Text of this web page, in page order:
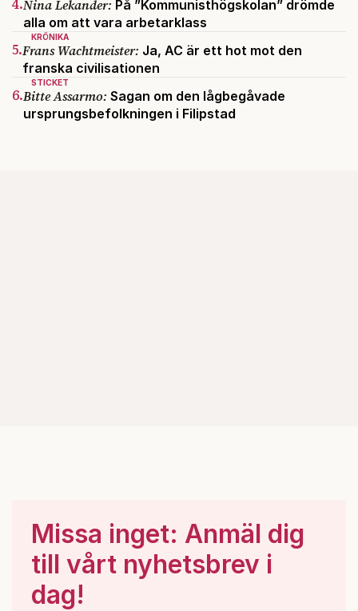
Nina Lekander: På ”Kommunisthögskolan” drömde
alla om att vara arbetarklass
KRÖNIKA
5.Frans Wachtmeister: Ja, AC är ett hot mot den
franska civilisationen
STICKET
6.Bitte Assarmo: Sagan om den lågbegåvade
ursprungsbefolkningen i Filipstad
Missa inget: Anmäl dig
till vårt nyhetsbrev i
dag!